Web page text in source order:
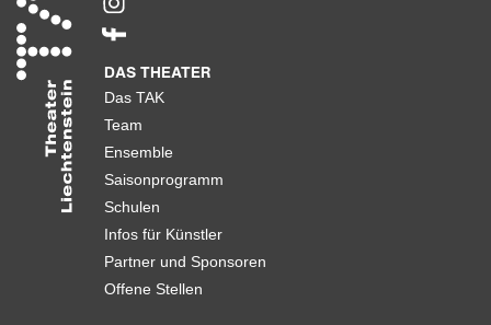
DAS THEATER
Das TAK
Team
Ensemble
Saisonprogramm
Schulen
Infos für Künstler
Partner und Sponsoren
Offene Stellen